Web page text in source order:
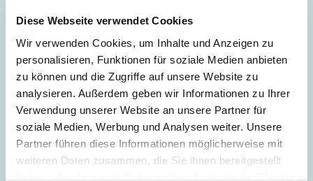
Diese Webseite verwendet Cookies
Wir verwenden Cookies, um Inhalte und Anzeigen zu
personalisieren, Funktionen für soziale Medien anbieten
zu können und die Zugriffe auf unsere Website zu
analysieren. Außerdem geben wir Informationen zu Ihrer
Verwendung unserer Website an unsere Partner für
soziale Medien, Werbung und Analysen weiter. Unsere
Partner führen diese Informationen möglicherweise mit
weiteren Daten zusammen, die Sie ihnen bereitgestellt
Login
E-Mail
Passwort